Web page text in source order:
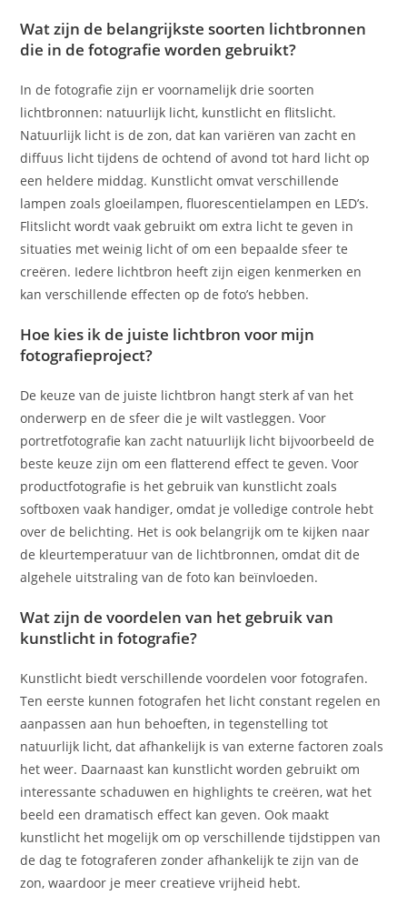
Wat zijn de belangrijkste soorten lichtbronnen
die in de fotografie worden gebruikt?
In de fotografie zijn er voornamelijk drie soorten
lichtbronnen: natuurlijk licht, kunstlicht en flitslicht.
Natuurlijk licht is de zon, dat kan variëren van zacht en
diffuus licht tijdens de ochtend of avond tot hard licht op
een heldere middag. Kunstlicht omvat verschillende
lampen zoals gloeilampen, fluorescentielampen en LED’s.
Flitslicht wordt vaak gebruikt om extra licht te geven in
situaties met weinig licht of om een bepaalde sfeer te
creëren. Iedere lichtbron heeft zijn eigen kenmerken en
kan verschillende effecten op de foto’s hebben.
Hoe kies ik de juiste lichtbron voor mijn
fotografieproject?
De keuze van de juiste lichtbron hangt sterk af van het
onderwerp en de sfeer die je wilt vastleggen. Voor
portretfotografie kan zacht natuurlijk licht bijvoorbeeld de
beste keuze zijn om een flatterend effect te geven. Voor
productfotografie is het gebruik van kunstlicht zoals
softboxen vaak handiger, omdat je volledige controle hebt
over de belichting. Het is ook belangrijk om te kijken naar
de kleurtemperatuur van de lichtbronnen, omdat dit de
algehele uitstraling van de foto kan beïnvloeden.
Wat zijn de voordelen van het gebruik van
kunstlicht in fotografie?
Kunstlicht biedt verschillende voordelen voor fotografen.
Ten eerste kunnen fotografen het licht constant regelen en
aanpassen aan hun behoeften, in tegenstelling tot
natuurlijk licht, dat afhankelijk is van externe factoren zoals
het weer. Daarnaast kan kunstlicht worden gebruikt om
interessante schaduwen en highlights te creëren, wat het
beeld een dramatisch effect kan geven. Ook maakt
kunstlicht het mogelijk om op verschillende tijdstippen van
de dag te fotograferen zonder afhankelijk te zijn van de
zon, waardoor je meer creatieve vrijheid hebt.